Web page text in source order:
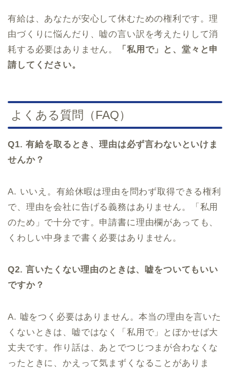
有給は、あなたが安心して休むための権利です。理
由づくりに悩んだり、嘘の言い訳を考えたりして消
耗する必要はありません。
「私用で」と、堂々と申
請してください。
よくある質問（FAQ）
Q1. 有給を取るとき、理由は必ず言わないといけま
せんか？
A. いいえ。有給休暇は理由を問わず取得できる権利
で、理由を会社に告げる義務はありません。「私用
のため」で十分です。申請書に理由欄があっても、
くわしい中身まで書く必要はありません。
Q2. 言いたくない理由のときは、嘘をついてもいい
ですか？
A. 嘘をつく必要はありません。本当の理由を言いた
くないときは、嘘ではなく「私用で」とぼかせば大
丈夫です。作り話は、あとでつじつまが合わなくな
ったときに、かえって気まずくなることがありま